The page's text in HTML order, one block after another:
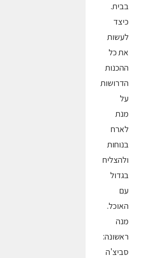
בבית.
כיצד
לעשות
את כל
ההכנות
הדרושות
על
מנת
לארח
בנוחות
ולהצליח
בגדול
עם
האוכל.
מנה
ראשונה:
סביצ'ה